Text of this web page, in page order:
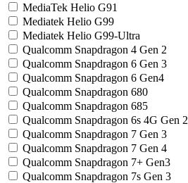
MediaTek Helio G91
Mediatek Helio G99
Mediatek Helio G99-Ultra
Qualcomm Snapdragon 4 Gen 2
Qualcomm Snapdragon 6 Gen 3
Qualcomm Snapdragon 6 Gen4
Qualcomm Snapdragon 680
Qualcomm Snapdragon 685
Qualcomm Snapdragon 6s 4G Gen 2
Qualcomm Snapdragon 7 Gen 3
Qualcomm Snapdragon 7 Gen 4
Qualcomm Snapdragon 7+ Gen3
Qualcomm Snapdragon 7s Gen 3